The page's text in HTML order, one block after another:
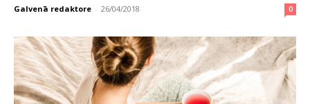
Galvenā redaktore - 26/04/2018 0